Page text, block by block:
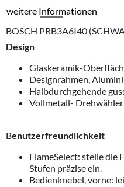
weitere Informationen
BOSCH PRB3A6I40
Design
Glaskeramik-
Designrahmen,
Halbdurchgehende
Vollmetall- Drehwähler
Benutzerfreundlichkeit
FlameSelect: stelle die
Stufen präzise ein.
Bedienknebel, vorne: